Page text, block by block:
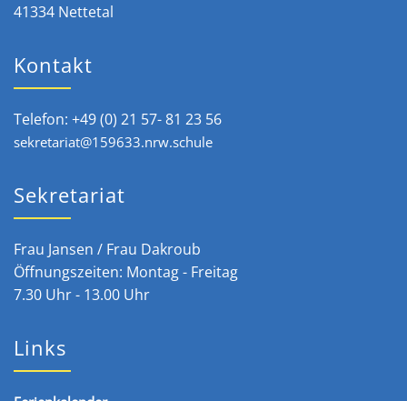
41334 Nettetal
Kontakt
Telefon: +49 (0) 21 57- 81 23 56
sekretariat@159633.nrw.schule
Sekretariat
Frau Jansen / Frau Dakroub
Öffnungszeiten: Montag - Freitag
7.30 Uhr - 13.00 Uhr
Links